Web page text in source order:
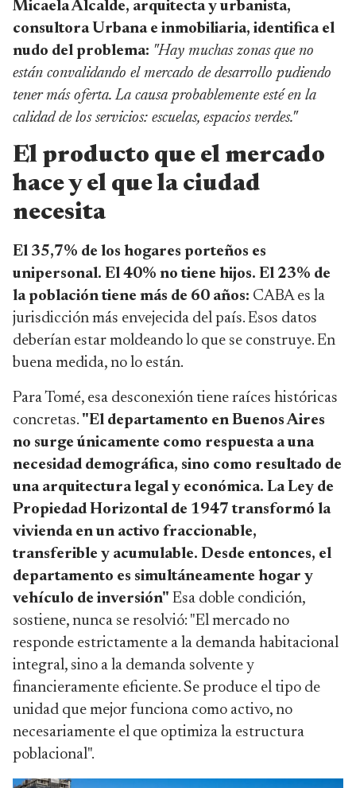
Micaela Alcalde, arquitecta y urbanista,
consultora Urbana e inmobiliaria, identifica el
nudo del problema: "Hay muchas zonas que no
están convalidando el mercado de desarrollo pudiendo
tener más oferta. La causa probablemente esté en la
calidad de los servicios: escuelas, espacios verdes."
El producto que el mercado
hace y el que la ciudad
necesita
El 35,7% de los hogares porteños es
unipersonal. El 40% no tiene hijos. El 23% de
la población tiene más de 60 años: CABA es la
jurisdicción más envejecida del país. Esos datos
deberían estar moldeando lo que se construye. En
buena medida, no lo están.
Para Tomé, esa desconexión tiene raíces históricas
concretas. "El departamento en Buenos Aires
no surge únicamente como respuesta a una
necesidad demográfica, sino como resultado de
una arquitectura legal y económica. La Ley de
Propiedad Horizontal de 1947 transformó la
vivienda en un activo fraccionable,
transferible y acumulable. Desde entonces, el
departamento es simultáneamente hogar y
vehículo de inversión" Esa doble condición,
sostiene, nunca se resolvió: "El mercado no
responde estrictamente a la demanda habitacional
integral, sino a la demanda solvente y
financieramente eficiente. Se produce el tipo de
unidad que mejor funciona como activo, no
necesariamente el que optimiza la estructura
poblacional".